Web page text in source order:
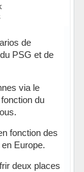
de
PSG et de
via le
du
fonction des
Europe.
deux places